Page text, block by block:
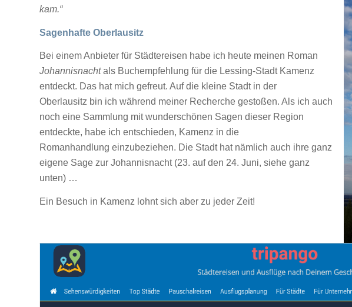
kam.“
Sagenhafte Oberlausitz
Bei einem Anbieter für Städtereisen habe ich heute meinen Roman
Johannisnachtals Buchempfehlung für die Lessing-Stadt Kamenz
entdeckt. Das hat mich gefreut. Auf die kleine Stadt in der
Oberlausitz bin ich während meiner Recherche gestoßen. Als ich auch
noch eine Sammlung mit wunderschönen Sagen dieser Region
entdeckte, habe ich entschieden, Kamenz in die
Romanhandlung einzubeziehen. Die Stadt hat nämlich auch ihre ganz
eigene Sage zur Johannisnacht (23. auf den 24. Juni, siehe ganz
unten) …
Ein Besuch in Kamenz lohnt sich aber zu jeder Zeit!